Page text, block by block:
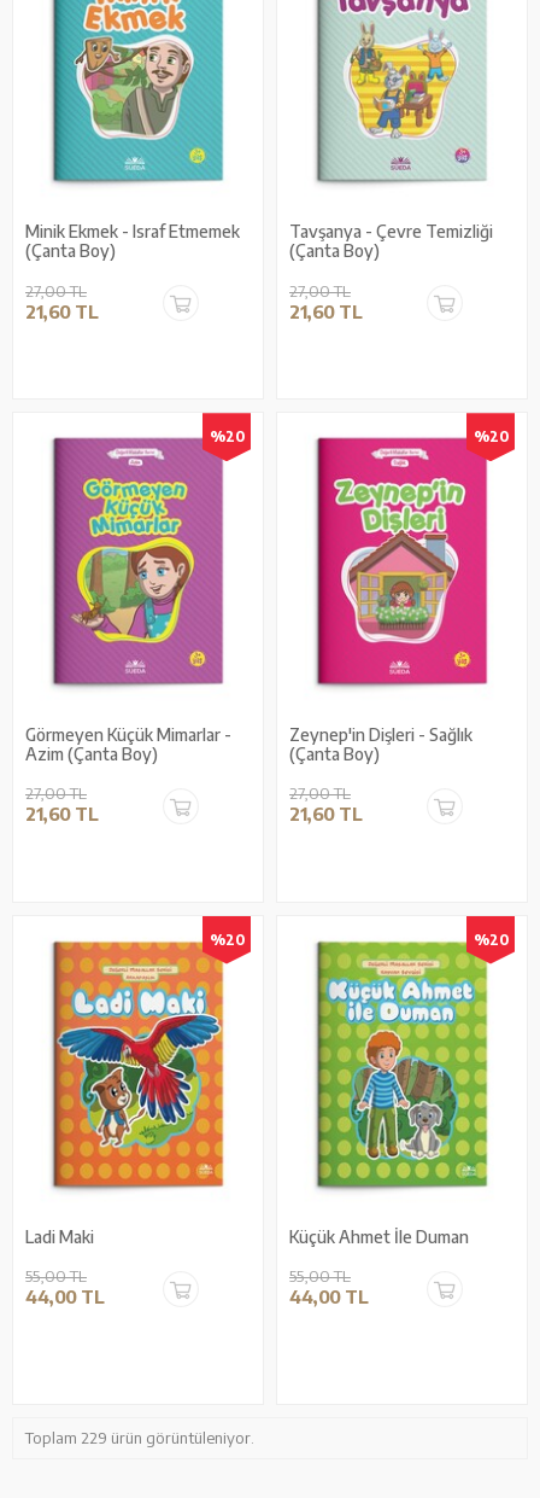
Minik Ekmek - Israf Etmemek
(Çanta Boy)
27,00 TL
21,60 TL
Tavşanya - Çevre Temizliği
(Çanta Boy)
27,00 TL
21,60 TL
%20
Görmeyen Küçük Mimarlar -
Azim (Çanta Boy)
27,00 TL
21,60 TL
%20
Zeynep'in Dişleri - Sağlık
(Çanta Boy)
27,00 TL
21,60 TL
%20
Ladi Maki
55,00 TL
44,00 TL
%20
Küçük Ahmet İle Duman
55,00 TL
44,00 TL
Toplam 229 ürün görüntüleniyor.